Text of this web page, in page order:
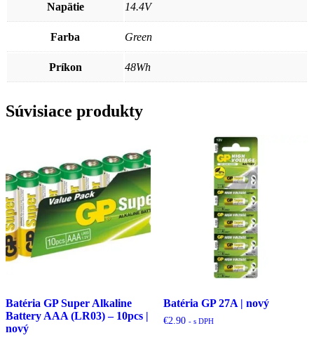
Napätie 14.4V
Farba Green
Príkon 48Wh
Súvisiace produkty
Batéria GP Super Alkaline
Battery AAA (LR03) – 10pcs |
nový
Batéria GP 27A | nový
€2.90 - s DPH